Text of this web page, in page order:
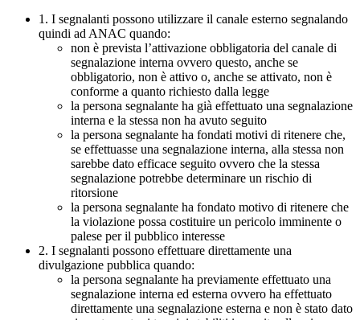
1. I segnalanti possono utilizzare il canale esterno segnalando
quindi ad ANAC quando:
non è prevista l’attivazione obbligatoria del canale di
segnalazione interna ovvero questo, anche se
obbligatorio, non è attivo o, anche se attivato, non è
conforme a quanto richiesto dalla legge
la persona segnalante ha già effettuato una segnalazione
interna e la stessa non ha avuto seguito
la persona segnalante ha fondati motivi di ritenere che,
se effettuasse una segnalazione interna, alla stessa non
sarebbe dato efficace seguito ovvero che la stessa
segnalazione potrebbe determinare un rischio di
ritorsione
la persona segnalante ha fondato motivo di ritenere che
la violazione possa costituire un pericolo imminente o
palese per il pubblico interesse
2. I segnalanti possono effettuare direttamente una
divulgazione pubblica quando:
la persona segnalante ha previamente effettuato una
segnalazione interna ed esterna ovvero ha effettuato
direttamente una segnalazione esterna e non è stato dato